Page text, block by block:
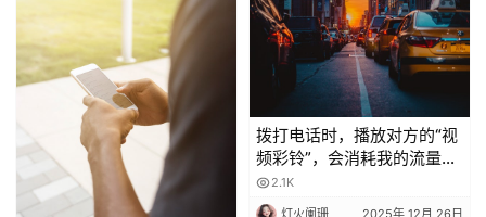
拨打电话时，播放对方的“视
频彩铃”，会消耗我的流量
吗？
2.1K